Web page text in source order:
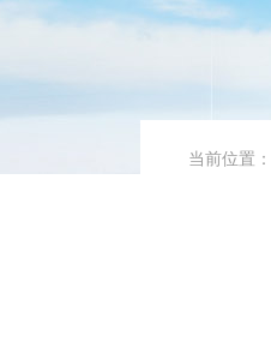
当前位置：